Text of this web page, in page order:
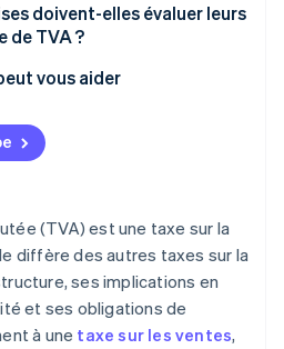
et délais
services numériques
tenue de registres
doivent-elles évaluer leurs
de TVA ?
vous aider
(TVA) est une taxe sur la
diffère des autres taxes sur la
ses implications en
et ses obligations de
à une taxe sur les ventes,